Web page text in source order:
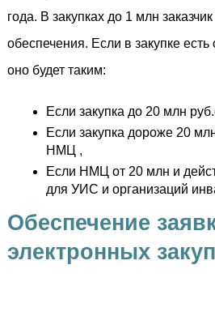
года. В закупках до 1 млн
обеспечения. Если в закупке
оно будет таким:
Если закупка до 20 млн
Если закупка дороже 20
НМЦ ,
Если НМЦ от 20 млн и
для УИС и организаций
Обеспечение
электронных